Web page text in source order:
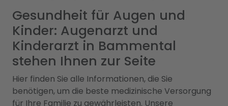
Gesundheit für Augen und
Kinder: Augenarzt und
Kinderarzt in Bammental
stehen Ihnen zur Seite
Hier finden Sie alle Informationen, die Sie
benötigen, um die beste medizinische Versorgung
für Ihre Familie zu gewährleisten. Unsere